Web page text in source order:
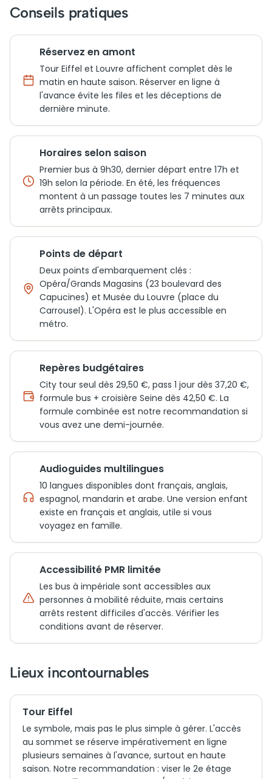
Conseils pratiques
Réservez en amont
Tour Eiffel et Louvre affichent complet dès le
matin en haute saison. Réserver en ligne à
l'avance évite les files et les déceptions de
dernière minute.
Horaires selon saison
Premier bus à 9h30, dernier départ entre 17h et
19h selon la période. En été, les fréquences
montent à un passage toutes les 7 minutes aux
arrêts principaux.
Points de départ
Deux points d'embarquement clés :
Opéra/Grands Magasins (23 boulevard des
Capucines) et Musée du Louvre (place du
Carrousel). L'Opéra est le plus accessible en
métro.
Repères budgétaires
City tour seul dès 29,50 €, pass 1 jour dès 37,20 €,
formule bus + croisière Seine dès 42,50 €. La
formule combinée est notre recommandation si
vous avez une demi-journée.
Audioguides multilingues
10 langues disponibles dont français, anglais,
espagnol, mandarin et arabe. Une version enfant
existe en français et anglais, utile si vous
voyagez en famille.
Accessibilité PMR limitée
Les bus à impériale sont accessibles aux
personnes à mobilité réduite, mais certains
arrêts restent difficiles d'accès. Vérifier les
conditions avant de réserver.
Lieux incontournables
Tour Eiffel
Le symbole, mais pas le plus simple à gérer. L'accès
au sommet se réserve impérativement en ligne
plusieurs semaines à l'avance, surtout en haute
saison. Notre recommandation : viser le 2e étage